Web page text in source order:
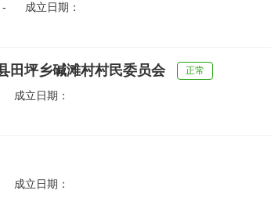
-
成立日期：
田坪乡碱滩村村民委员会 正常
成立日期：
成立日期：